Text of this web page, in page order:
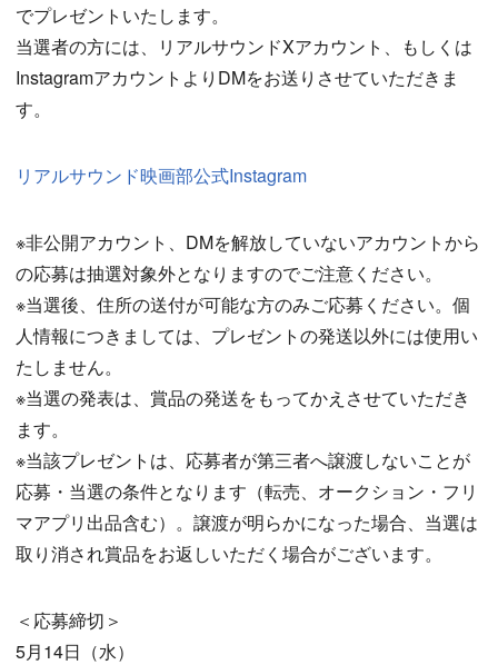
でプレゼントいたします。
当選者の方には、リアルサウンドXアカウント、もしくは
InstagramアカウントよりDMをお送りさせていただきま
す。
リアルサウンド映画部公式Instagram
※非公開アカウント、DMを解放していないアカウントから
の応募は抽選対象外となりますのでご注意ください。
※当選後、住所の送付が可能な方のみご応募ください。個
人情報につきましては、プレゼントの発送以外には使用い
たしません。
※当選の発表は、賞品の発送をもってかえさせていただき
ます。
※当該プレゼントは、応募者が第三者へ譲渡しないことが
応募・当選の条件となります（転売、オークション・フリ
マアプリ出品含む）。譲渡が明らかになった場合、当選は
取り消され賞品をお返しいただく場合がございます。
＜応募締切＞
5月14日（水）